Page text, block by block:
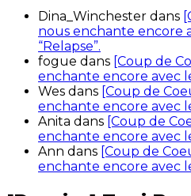
Dina_Winchester dans
nous enchante encore
“Relapse”.
fogue dans [Coup de
enchante encore avec
Wes dans [Coup de
enchante encore avec
Anita dans [Coup de
enchante encore avec
Ann dans [Coup de
enchante encore avec